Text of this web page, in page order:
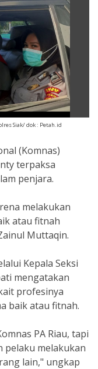
Siak/ dok : Petah.id
(Komnas)
terpaksa
penjara.
melakukan
atau fitnah
Muttaqin.
Kepala Seksi
mengatakan
profesinya
baik atau fitnah.
PA Riau, tapi
pelaku melakukan
lain," ungkap